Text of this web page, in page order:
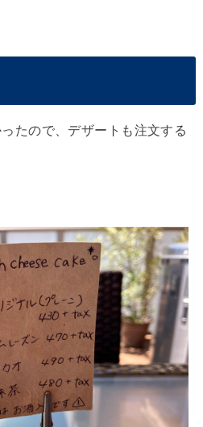
たので、デザートも注文する